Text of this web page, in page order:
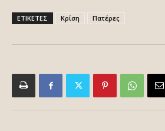
ΕΤΙΚΕΤΕΣ Κρίση Πατέρες